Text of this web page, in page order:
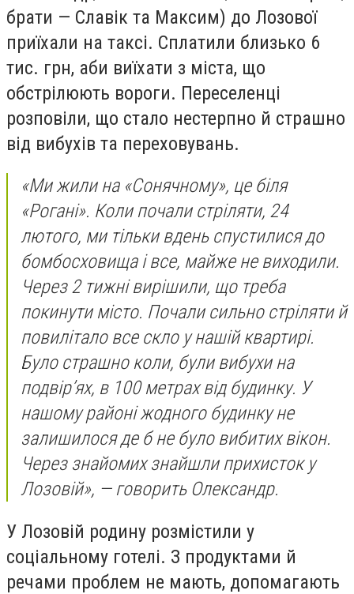
брати — Славік та Максим) до Лозової
приїхали на таксі. Сплатили близько 6
тис. грн, аби виїхати з міста, що
обстрілюють вороги. Переселенці
розповіли, що стало нестерпно й страшно
від вибухів та переховувань.
«Ми жили на «Сонячному», це біля
«Рогані». Коли почали стріляти, 24
лютого, ми тільки вдень спустилися до
бомбосховища і все, майже не виходили.
Через 2 тижні вирішили, що треба
покинути місто. Почали сильно стріляти й
повилітало все скло у нашій квартирі.
Було страшно коли, були вибухи на
подвір’ях, в 100 метрах від будинку. У
нашому районі жодного будинку не
залишилося де б не було вибитих вікон.
Через знайомих знайшли прихисток у
Лозовій», — говорить Олександр.
У Лозовій родину розмістили у
соціальному готелі. З продуктами й
речами проблем не мають, допомагають